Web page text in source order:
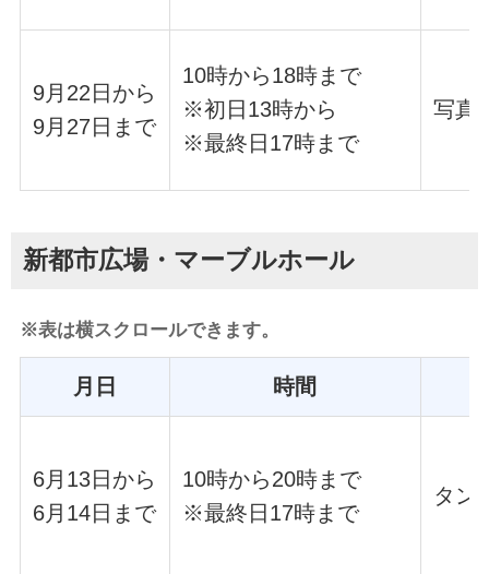
9月22日から
9月27日まで
10時から18時まで
※初日13時から
※最終日17時まで
写真
新都市広場・マーブルホール
※表は横スクロールできます。
月日 時間
6月13日から
6月14日まで
10時から20時まで
※最終日17時まで
タン